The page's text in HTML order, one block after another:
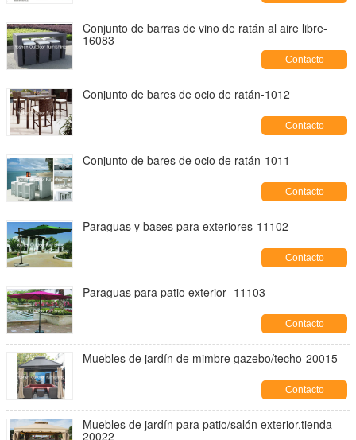
Conjunto de barras de vino de ratán al aire libre-
16083
Contacto
Conjunto de bares de ocio de ratán-1012
Contacto
Conjunto de bares de ocio de ratán-1011
Contacto
Paraguas y bases para exteriores-11102
Contacto
Paraguas para patio exterior -11103
Contacto
Muebles de jardín de mimbre gazebo/techo-20015
Contacto
Muebles de jardín para patio/salón exterior,tienda-
20022